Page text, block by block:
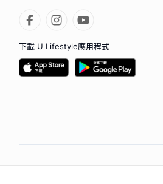
下載 U Lifestyle應用程式